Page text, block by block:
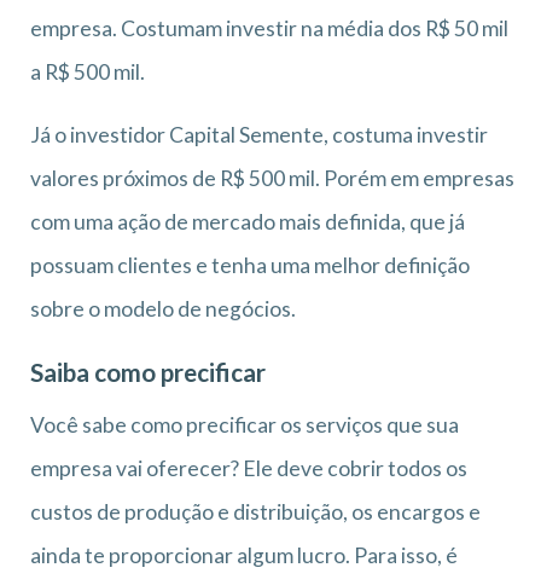
empresa. Costumam investir na média dos R$ 50 mil
a R$ 500 mil.
Já o investidor Capital Semente, costuma investir
valores próximos de R$ 500 mil. Porém em empresas
com uma ação de mercado mais definida, que já
possuam clientes e tenha uma melhor definição
sobre o modelo de negócios.
Saiba como precificar
Você sabe como precificar os serviços que sua
empresa vai oferecer? Ele deve cobrir todos os
custos de produção e distribuição, os encargos e
ainda te proporcionar algum lucro. Para isso, é